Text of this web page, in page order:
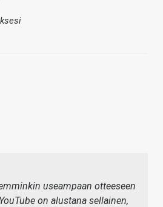
useampaan otteeseen
on alustana sellainen,